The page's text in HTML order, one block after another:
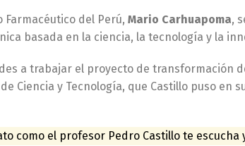
Farmacéutico del Perú, Mario Carhuapoma,
basada en la ciencia, la tecnología y la
a trabajar el proyecto de transformación
Ciencia y Tecnología, que Castillo puso en
como el profesor Pedro Castillo te